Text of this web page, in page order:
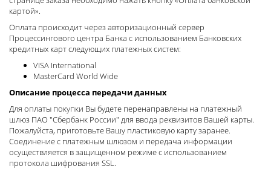
картой».
Оплата происходит через авторизационный сервер
Процессингового центра Банка с использованием Банковских
кредитных карт следующих платежных систем:
VISA International
MasterCard World Wide
Описание процесса передачи данных
Для оплаты покупки Вы будете перенаправлены на платежный
шлюз ПАО "Сбербанк России" для ввода реквизитов Вашей карты.
Пожалуйста, приготовьте Вашу пластиковую карту заранее.
Соединение с платежным шлюзом и передача информации
осуществляется в защищенном режиме с использованием
протокола шифрования SSL.